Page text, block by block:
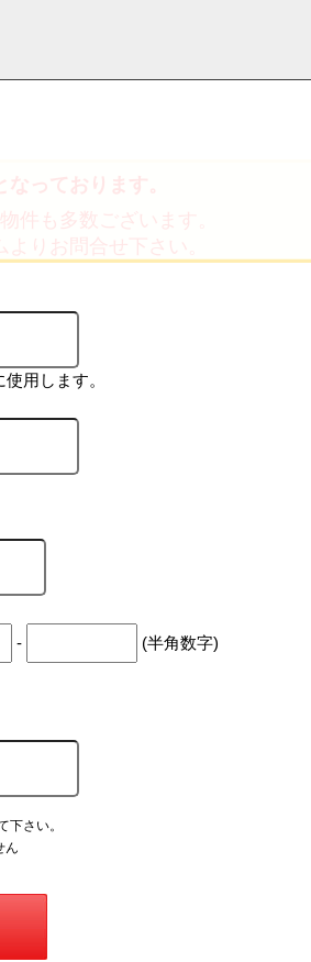
お気に入り物件
・ブロ
お問い合わ
せ
っております。
件も多数ございます。
りお問合せ下さい。
用します。
- (半角数字)
下さい。
ん